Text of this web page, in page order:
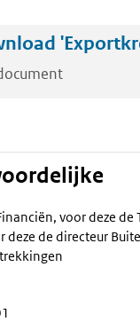
voor deze de
deze de directeur